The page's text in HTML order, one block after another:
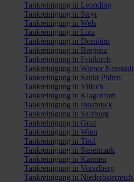
Tankreinigung in Leonding
Tankreinigung in Steyr
Tankreinigung in Wels
Tankreinigung in Linz
Tankreinigung in Dornbirn
Tankreinigung in Bregenz
Tankreinigung in Feldkirch
Tankreinigung in Wiener Neustadt
Tankreinigung in Sankt Pölten
Tankreinigung in Villach
Tankreinigung in Klagenfurt
Tankreinigung in Innsbruck
Tankreinigung in Salzburg
Tankreinigung in Graz
Tankreinigung in Wien
Tankreinigung in Tirol
Tankreinigung in Steiermark
Tankreinigung in Kärnten
Tankreinigung in Vorarlberg
Tankreinigung in Niederösterreich